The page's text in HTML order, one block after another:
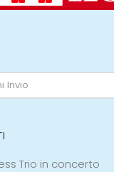
Trio in concerto